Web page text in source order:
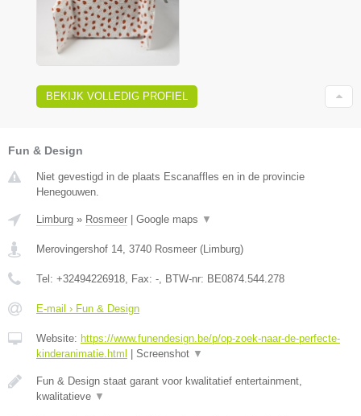
BEKIJK VOLLEDIG PROFIEL
Fun & Design
Niet gevestigd in de plaats Escanaffles en in de provincie
Henegouwen.
Limburg » Rosmeer | Google maps ▼
Merovingershof 14 3740 Rosmeer (Limburg)
Tel: +32494226918 , Fax: - , BTW-nr: BE0874.544.278
E-mail › Fun & Design
Website: https://www.funendesign.be/p/op-zoek-naar-de-perfecte-
kinderanimatie.html | Screenshot ▼
Fun & Design staat garant voor kwalitatief entertainment,
kwalitatieve ▼